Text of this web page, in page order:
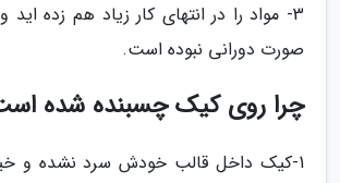
3- مواد را در انتهای کار زیاد هم زده
صورت دورانی نبوده است.
چرا روی کیک چسبنده شده
1-کیک داخل قالب خودش سرد نشده و